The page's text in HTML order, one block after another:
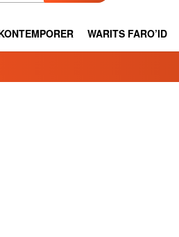
WARITS FARO’ID